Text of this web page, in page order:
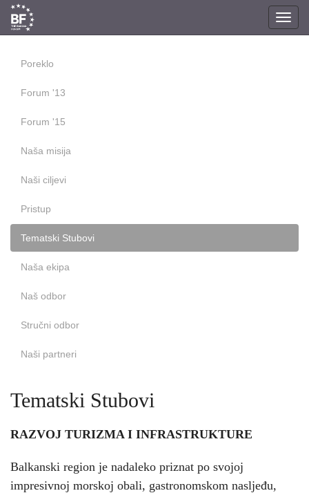
Poreklo
Forum '13
Forum '15
Naša misija
Naši ciljevi
Pristup
Tematski Stubovi
Naša ekipa
Naš odbor
Stručni odbor
Naši partneri
Tematski Stubovi
RAZVOJ TURIZMA I INFRASTRUKTURE
Balkanski region je nadaleko priznat po svojoj
impresivnoj morskoj obali, gastronomskom nasljeđu,